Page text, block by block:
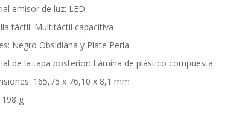
emisor de luz: LED
táctil: Multitáctil capacitiva
Negro Obsidiana y Plate Perla
de la tapa posterior: Lámina de plástico compuesta
165,75 x 76,10 x 8,1 mm
198 g